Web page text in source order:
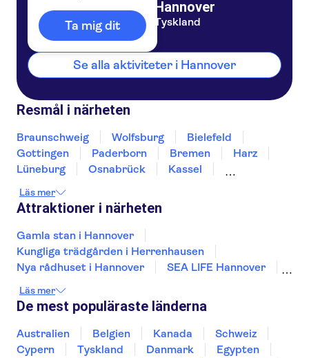
Ta mig dit
Hannover
Tyskland
Se alla aktiviteter i Hannover
Resmål i närheten
Braunschweig Wolfsburg
Bielefeld
Gottingen
Paderborn Bremen
Harz
Lüneburg
Osnabrück
Kassel
Läs mer
Attraktioner i närheten
Gamla stan i Hannover
Kungliga trädgården i Herrenhausen
Nya rådhuset i Hannover
SEA LIFE Hannover
Reichstag
TV-tornet i Berlin
Checkpoint Charlie Berlin
Pergamonmuseet
Hamnen i Hamburg
Brandenburger Tor
St Pauli
Alexanderplatz
Läs mer
De mest populäraste länderna
Australien Belgien Kanada
Schweiz
Cypern
Tyskland Danmark
Egypten